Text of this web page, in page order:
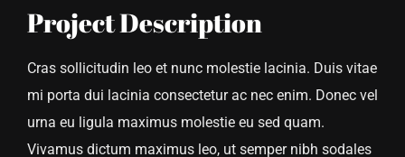
Project Description
Cras sollicitudin leo et nunc molestie lacinia. Duis vitae
mi porta dui lacinia consectetur ac nec enim. Donec vel
urna eu ligula maximus molestie eu sed quam.
Vivamus dictum maximus leo, ut semper nibh sodales